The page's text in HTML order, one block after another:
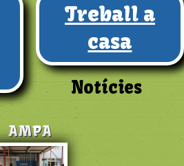
Treball a
casa
Notícies
AMPA